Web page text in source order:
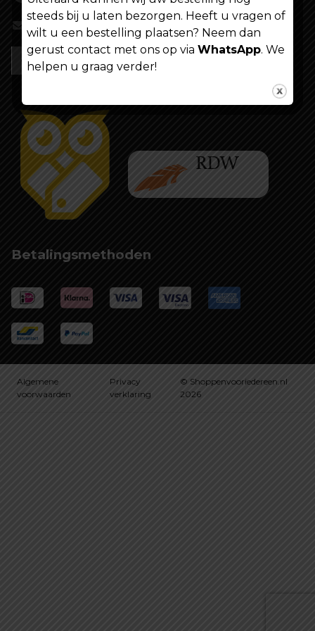
info@shoppenvooriedereen.nl
Betalingsmethoden
Algemene
voorwaarden
Privacy
verklaring
© Shoppenvooriedereen.nl
2026
steeds bij u laten bezorgen. Heeft u vragen of
wilt u een bestelling plaatsen? Neem dan
gerust contact met ons op via WhatsApp. We
helpen u graag verder!